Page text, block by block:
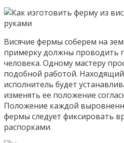
Висячие фермы соберем на
примерку должны проводить
человека. Одному мастеру
подобной работой.
исполнитель будет
изменять ее положение
Положение каждой
фермы следует фиксировать
распорками.